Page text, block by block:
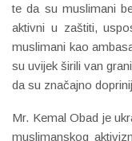
te da su muslimani
aktivni u zaštiti,
muslimani kao
su uvijek širili van
da su značajno
Mr. Kemal Obad je
muslimanskog